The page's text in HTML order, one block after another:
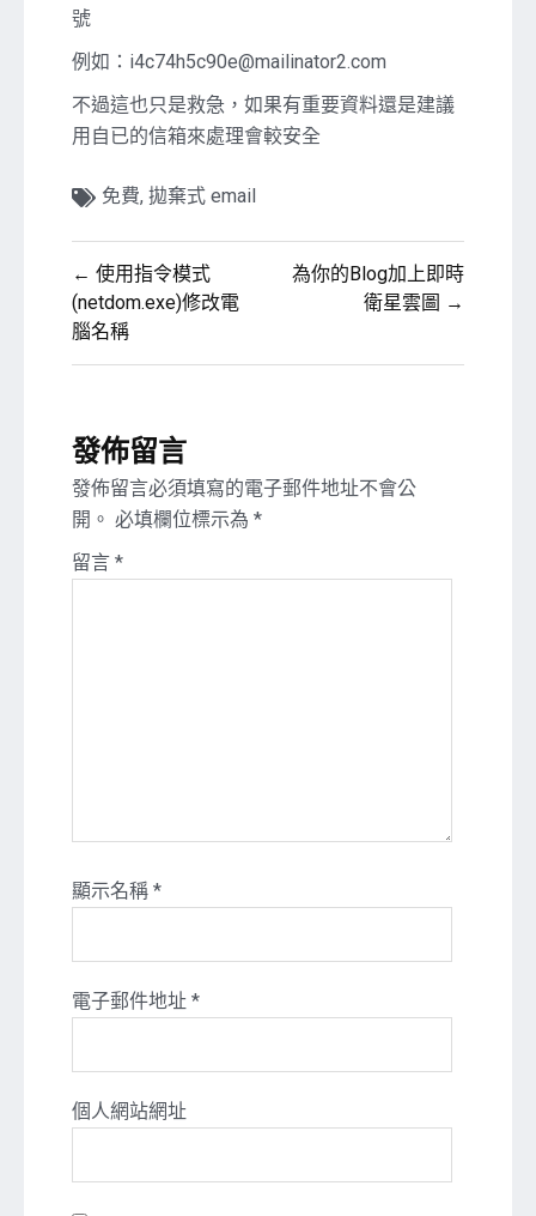
號
例如：i4c74h5c90e@mailinator2.com
不過這也只是救急，如果有重要資料還是建議
用自已的信箱來處理會較安全
免費, 拋棄式 email
文
章
導
← 使用指令模式
(netdom.exe)修改電
腦名稱
為你的Blog加上即時
衛星雲圖 →
發佈留言
發佈留言必須填寫的電子郵件地址不會公
開。 必填欄位標示為 *
留言 *
顯示名稱 *
電子郵件地址 *
個人網站網址